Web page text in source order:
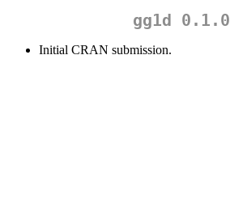
gg1d 0.1.0
Initial CRAN submission.